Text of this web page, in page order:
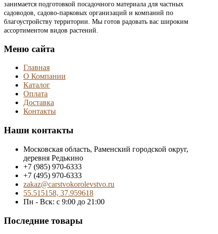
занимается подготовкой посадочного материала для частных
садоводов, садово-парковых организаций и компаний по
благоустройству территории. Мы готов радовать вас широким
ассортиментом видов растений.
Меню сайта
Главная
О Компании
Каталог
Оплата
Доставка
Контакты
Наши контакты
Московская область, Раменский городской округ,
деревня Редькино
+7 (985) 970-6333
+7 (495) 970-6333
zakaz@carstvokorolevstvo.ru
55.515158, 37.959618
Пн - Вск: с 9:00 до 21:00
Последние товары